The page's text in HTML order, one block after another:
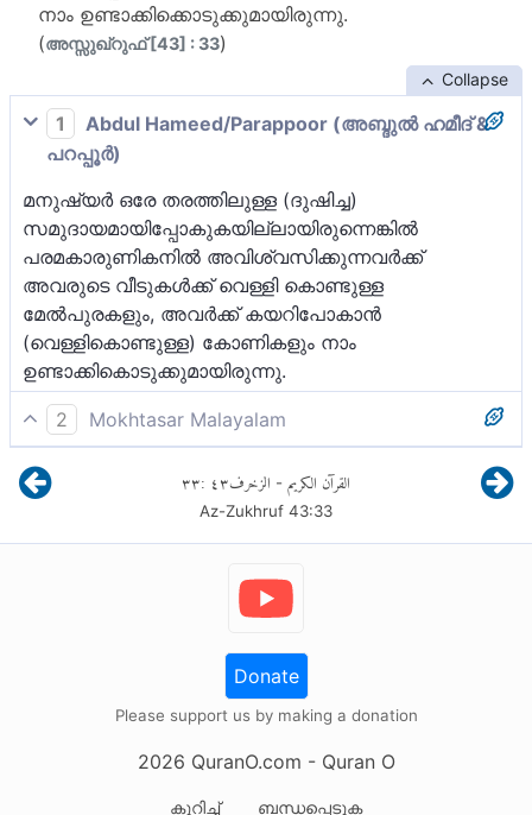
നാം ഉണ്ടാക്കിക്കൊടുക്കുമായിരുന്നു.
(അസ്സുഖ്റുഫ് [43] : 33)
Collapse
1
Abdul Hameed/Parappoor (അബ്ദുല്‍ ഹമീദ് &
പറപ്പൂര്‍)
മനുഷ്യര്‍ ഒരേ തരത്തിലുള്ള (ദുഷിച്ച)
സമുദായമായിപ്പോകുകയില്ലായിരുന്നെങ്കില്‍
പരമകാരുണികനില്‍ അവിശ്വസിക്കുന്നവര്‍ക്ക്
അവരുടെ വീടുകള്‍ക്ക് വെള്ളി കൊണ്ടുള്ള
മേല്‍പുരകളും, അവര്‍ക്ക് കയറിപോകാന്‍
(വെള്ളികൊണ്ടുള്ള) കോണികളും നാം
ഉണ്ടാക്കികൊടുക്കുമായിരുന്നു.
2
Mokhtasar Malayalam
മനുഷ്യരെല്ലാം അല്ലാഹുവിനെ നിഷേധിക്കുന്ന
ഏകതരക്കാരായി മാറില്ലായിരുന്നെങ്കിൽ
അല്ലാഹുവിനെ നിഷേധിക്കുന്നവരുടെ ഭവനങ്ങൾക്ക്
വെള്ളി കൊണ്ടുള്ള മേൽപ്പുരകളും, അവർക്ക് കയറി
പോകാൻ വെള്ളി കൊണ്ടുള്ള കോണികളും നാം
ഉണ്ടാക്കി കൊടുക്കുമായിരുന്നു.
القرآن الكريم - الزخرف٤٣ :٣٣
Az-Zukhruf43:33
Donate
Please support us by making a donation
2026 QuranO.com - Quran O
കുറിച്ച് ബന്ധപ്പെടുക